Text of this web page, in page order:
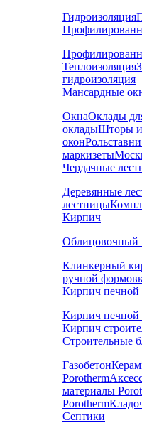
Гидроизоляция
Теплоизоляция
гидроизоляция
Мансардные
ОкнаОклады
окладыШторы и
окон
маркизеты
Чердачные
Деревянные
лестницы
Кирпич
Облицовочный
Клинкерный
ручной
Кирпич печной
Кирпич печной
Кирпич
Строительные
Газобетон
Porotherm
материалы
Porotherm
Септики